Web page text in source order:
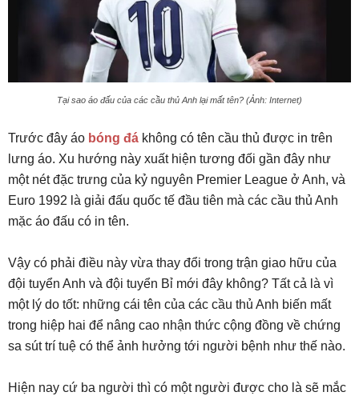
Tại sao áo đấu của các cầu thủ Anh lại mất tên? (Ảnh: Internet)
Trước đây áo bóng đá không có tên cầu thủ được in trên
lưng áo. Xu hướng này xuất hiện tương đối gần đây như
một nét đặc trưng của kỷ nguyên Premier League ở Anh, và
Euro 1992 là giải đấu quốc tế đầu tiên mà các cầu thủ Anh
mặc áo đấu có in tên.
Vậy có phải điều này vừa thay đổi trong trận giao hữu của
đội tuyển Anh và đội tuyển Bỉ mới đây không? Tất cả là vì
một lý do tốt: những cái tên của các cầu thủ Anh biến mất
trong hiệp hai để nâng cao nhận thức cộng đồng về chứng
sa sút trí tuệ có thể ảnh hưởng tới người bệnh như thế nào.
Hiện nay cứ ba người thì có một người được cho là sẽ mắc